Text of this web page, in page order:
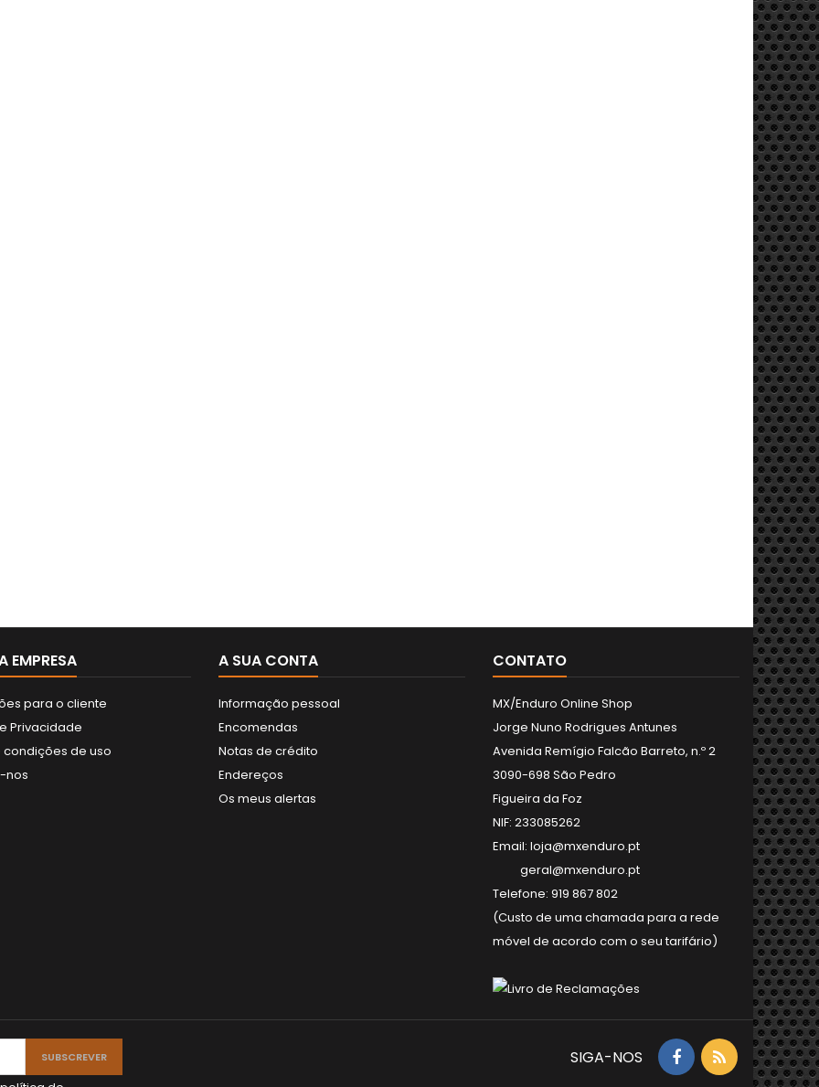
EMPRESA
para o cliente
Privacidade
condições de uso
nos
A SUA CONTA
Informação pessoal
Encomendas
Notas de crédito
Endereços
Os meus alertas
CONTATO
MX/Enduro Online Shop
Jorge Nuno Rodrigues Antunes
Avenida Remígio Falcão Barreto, n.º 2
3090-698 São Pedro
Figueira da Foz
NIF: 233085262
Email: loja@mxenduro.pt
geral@mxenduro.pt
Telefone: 919 867 802
(Custo de uma chamada para a rede
móvel de acordo com o seu tarifário)
SIGA-NOS